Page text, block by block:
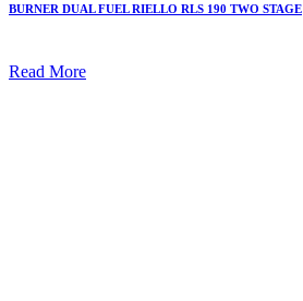
BURNER DUAL FUEL RIELLO RLS 190 TWO STAGE
Read More